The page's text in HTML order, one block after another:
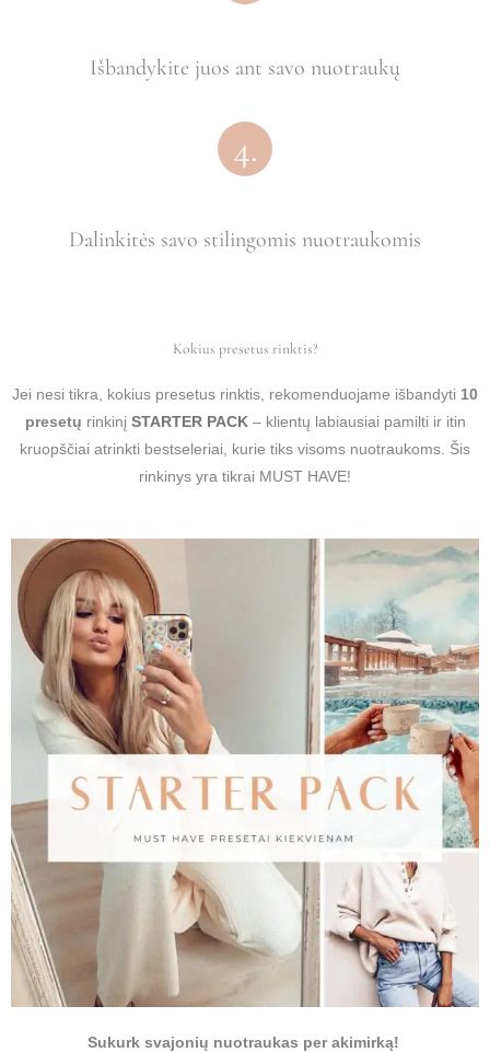
Išbandykite juos ant savo nuotraukų
4.
Dalinkitės savo stilingomis nuotraukomis
Kokius presetus rinktis?
Jei nesi tikra, kokius presetus rinktis, rekomenduojame išbandyti 10
presetų rinkinį STARTER PACK– klientų labiausiai pamilti ir itin
kruopščiai atrinkti bestseleriai, kurie tiks visoms nuotraukoms. Šis
rinkinys yra tikrai MUST HAVE!
Sukurk svajonių nuotraukas per akimirką!